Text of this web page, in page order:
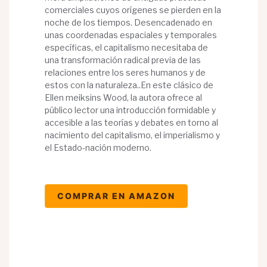
comerciales cuyos orígenes se pierden en la
noche de los tiempos. Desencadenado en
unas coordenadas espaciales y temporales
específicas, el capitalismo necesitaba de
una transformación radical previa de las
relaciones entre los seres humanos y de
estos con la naturaleza..En este clásico de
Ellen meiksins Wood, la autora ofrece al
público lector una introducción formidable y
accesible a las teorías y debates en torno al
nacimiento del capitalismo, el imperialismo y
el Estado-nación moderno.
COMPRAR EN AMAZON